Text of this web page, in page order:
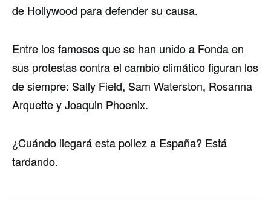
de Hollywood para defender su causa.
Entre los famosos que se han unido a Fonda en
sus protestas contra el cambio climático figuran los
de siempre: Sally Field, Sam Waterston, Rosanna
Arquette y Joaquin Phoenix.
¿Cuándo llegará esta pollez a España? Está
tardando.